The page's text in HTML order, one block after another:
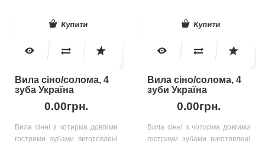
Купити
Вила сіно/солома, 4
зуба Україна
0.00грн.
Вила сінні з чотирма довгими
гострими зубами виготовлені
Купити
Вила сіно/солома, 4
зуби Україна
0.00грн.
Вила сінні з чотирма довгими
гострими зубами виготовлені